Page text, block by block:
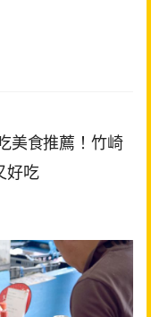
美食推薦！竹崎
好吃